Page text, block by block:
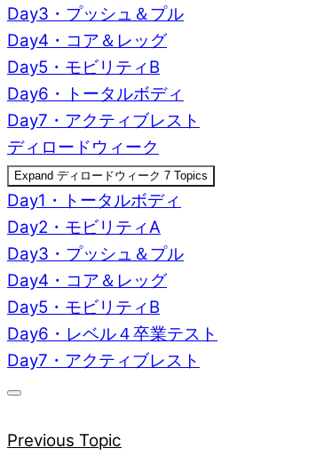
Day3・プッシュ＆プル
Day4・コア＆レッグ
Day5・モビリティB
Day6・トータルボディ
Day7・アクティブレスト
ディロードウィーク
Expand ディロードウィーク 7 Topics
Day1・トータルボディ
Day2・モビリティA
Day3・プッシュ＆プル
Day4・コア＆レッグ
Day5・モビリティB
Day6・レベル４卒業テスト
Day7・アクティブレスト
Previous Topic